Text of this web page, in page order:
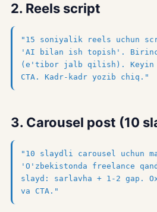
2. Reels script
"15 soniyalik reels uchun
'AI bilan ish topish'.
(e'tibor jalb qilish). Keyin
CTA. Kadr-kadr yozib chiq."
3. Carousel post (10
"10 slaydli carousel uchun
'O'zbekistonda freelance
slayd: sarlavha + 1-2 gap.
va CTA."